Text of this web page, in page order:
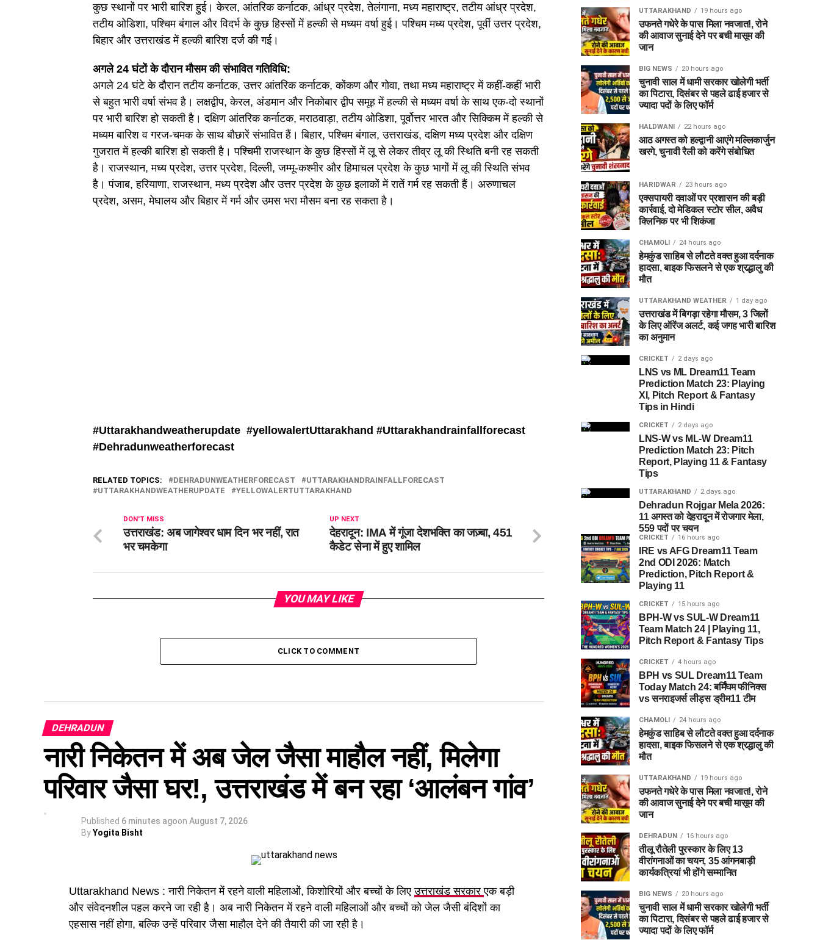
कुछ स्थानों पर भारी बारिश हुई। केरल, आंतरिक कर्नाटक, आंध्र प्रदेश, तेलंगाना, मध्य महाराष्ट्र, तटीय आंध्र प्रदेश,
तटीय ओडिशा, पश्चिम बंगाल और विदर्भ के कुछ हिस्सों में हल्की से मध्यम वर्षा हुई। पश्चिम मध्य प्रदेश, पूर्वी उत्तर प्रदेश,
बिहार और उत्तराखंड में हल्की बारिश दर्ज की गई।
अगले 24 घंटों के दौरान मौसम की संभावित गतिविधि:
अगले 24 घंटे के दौरान तटीय कर्नाटक, उत्तर आंतरिक कर्नाटक, कोंकण और गोवा, तथा मध्य महाराष्ट्र में कहीं-कहीं भारी
से बहुत भारी वर्षा संभव है। लक्षद्वीप, केरल, अंडमान और निकोबार द्वीप समूह में हल्की से मध्यम वर्षा के साथ एक-दो स्थानों
पर भारी बारिश हो सकती है। दक्षिण आंतरिक कर्नाटक, मराठवाड़ा, तटीय ओडिशा, पूर्वोत्तर भारत और सिक्किम में हल्की से
मध्यम बारिश व गरज-चमक के साथ बौछारें संभावित हैं। बिहार, पश्चिम बंगाल, उत्तराखंड, दक्षिण मध्य प्रदेश और दक्षिण
गुजरात में हल्की बारिश हो सकती है। पश्चिमी राजस्थान के कुछ हिस्सों में लू से लेकर तीव्र लू की स्थिति बनी रह सकती
है। राजस्थान, मध्य प्रदेश, उत्तर प्रदेश, दिल्ली, जम्मू-कश्मीर और हिमाचल प्रदेश के कुछ भागों में लू की स्थिति संभव
है। पंजाब, हरियाणा, राजस्थान, मध्य प्रदेश और उत्तर प्रदेश के कुछ इलाकों में रातें गर्म रह सकती हैं। अरुणाचल
प्रदेश, असम, मेघालय और बिहार में गर्म और उमस भरा मौसम बना रह सकता है।
#Uttarakhandweatherupdate #yellowalertUttarakhand #Uttarakhandrainfallforecast
#Dehradunweatherforecast
RELATED TOPICS: DEHRADUNWEATHERFORECAST
UTTARAKHANDRAINFALLFORECAST
UTTARAKHANDWEATHERUPDATE
YELLOWALERTUTTARAKHAND
UP NEXT
देहरादून: IMA में गूंजा देशभक्ति का जज़्बा, 451
कैडेट सेना में हुए शामिल
DON'T MISS
उत्तराखंड: अब जागेश्वर धाम दिन भर नहीं, रात
भर चमकेगा
YOU MAY LIKE
CLICK TO COMMENT
DEHRADUN
नारी निकेतन में अब जेल जैसा माहौल नहीं, मिलेगा
परिवार जैसा घर!, उत्तराखंड में बन रहा ‘आलंबन गांव’
Published 6 minutes agoon August 7, 2026
ByYogita Bisht
Uttarakhand News : नारी निकेतन में रहने वाली महिलाओं, किशोरियों और बच्चों के लिएउत्तराखंड सरकारएक बड़ी
और संवेदनशील पहल करने जा रही है। अब नारी निकेतन में रहने वाली महिलाओं और बच्चों को जेल जैसी बंदिशों का
एहसास नहीं होगा, बल्कि उन्हें परिवार जैसा माहौल देने की तैयारी की जा रही है।
UTTARAKHAND 19 hours ago
उफनते गधेरे के पास मिला नवजात!, रोने
की आवाज सुनाई देने पर बची मासूम की
जान
BIG NEWS 20 hours ago
चुनावी साल में धामी सरकार खोलेगी भर्ती
का पिटारा, दिसंबर से पहले ढाई हजार से
ज्यादा पदों के लिए फॉर्म
HALDWANI 22 hours ago
आठ अगस्त को हल्द्वानी आएंगे मल्लिकार्जुन
खरगे, चुनावी रैली को करेंगे संबोधित
HARIDWAR 23 hours ago
एक्सपायरी दवाओं पर प्रशासन की बड़ी
कार्रवाई, दो मेडिकल स्टोर सील, अवैध
क्लिनिक पर भी शिकंजा
CHAMOLI 24 hours ago
हेमकुंड साहिब से लौटते वक्त हुआ दर्दनाक
हादसा, बाइक फिसलने से एक श्रद्धालु की
मौत
UTTARAKHAND WEATHER 1 day ago
उत्तराखंड में बिगड़ा रहेगा मौसम, 3 जिलों
के लिए ऑरेंज अलर्ट, कई जगह भारी बारिश
का अनुमान
CRICKET 2 days ago
LNS vs ML Dream11 Team
Prediction Match 23: Playing
XI, Pitch Report & Fantasy
Tips in Hindi
CRICKET 2 days ago
LNS-W vs ML-W Dream11
Prediction Match 23: Pitch
Report, Playing 11 & Fantasy
Tips
UTTARAKHAND 2 days ago
Dehradun Rojgar Mela 2026:
11 अगस्त को देहरादून में रोजगार मेला,
559 पदों पर चयन
CRICKET 16 hours ago
IRE vs AFG Dream11 Team
2nd ODI 2026: Match
Prediction, Pitch Report &
Playing 11
CRICKET 15 hours ago
BPH-W vs SUL-W Dream11
Team Match 24 | Playing 11,
Pitch Report & Fantasy Tips
CRICKET 4 hours ago
BPH vs SUL Dream11 Team
Today Match 24: बर्मिंघम फीनिक्स
vs सनराइजर्स लीड्स ड्रीम11 टीम
CHAMOLI 24 hours ago
हेमकुंड साहिब से लौटते वक्त हुआ दर्दनाक
हादसा, बाइक फिसलने से एक श्रद्धालु की
मौत
UTTARAKHAND 19 hours ago
उफनते गधेरे के पास मिला नवजात!, रोने
की आवाज सुनाई देने पर बची मासूम की
जान
DEHRADUN 16 hours ago
तीलू रौतेली पुरस्कार के लिए 13
वीरांगनाओं का चयन, 35 आंगनबाड़ी
कार्यकत्रियां भी होंगे सम्मानित
BIG NEWS 20 hours ago
चुनावी साल में धामी सरकार खोलेगी भर्ती
का पिटारा, दिसंबर से पहले ढाई हजार से
ज्यादा पदों के लिए फॉर्म